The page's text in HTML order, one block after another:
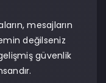
mesajların
değilseniz
güvenlik